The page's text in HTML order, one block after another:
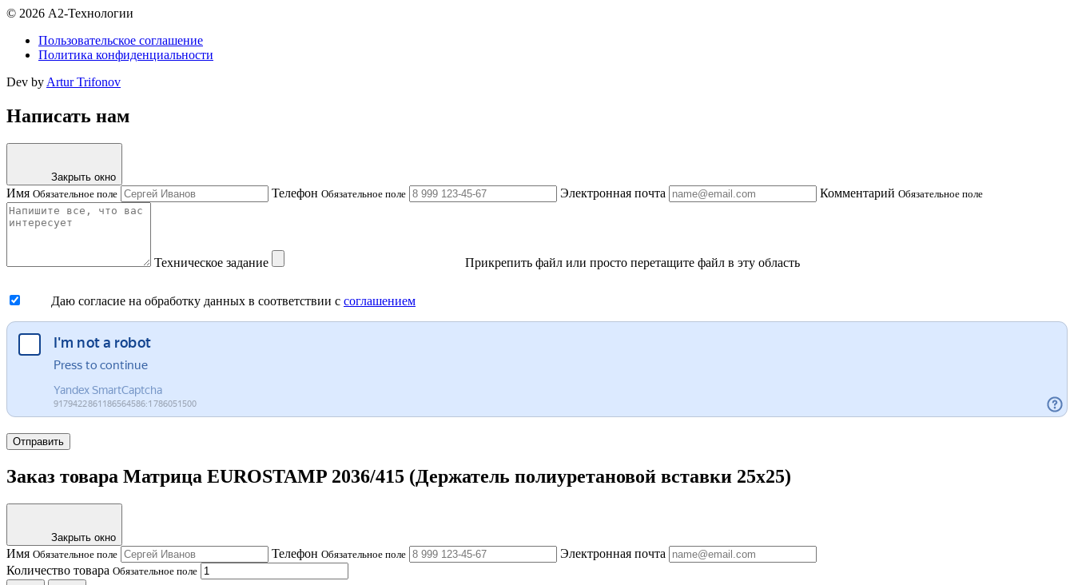
© 2026 А2-Технологии
Пользовательское соглашение
Политика конфиденциальности
Dev by Artur Trifonov
Написать нам
Закрыть окно
Имя Обязательное поле Телефон Обязательное поле Электронная почта Комментарий Обязательное поле
Техническое задание Прикрепить файл или просто перетащите файл в эту область
Даю согласие на обработку данных в соответствии с соглашением
Отправить
Заказ товара Матрица EUROSTAMP 2036/415 (Держатель полиуретановой вставки 25x25)
Закрыть окно
Имя Обязательное поле Телефон Обязательное поле
Электронная почта
Количество товара Обязательное поле